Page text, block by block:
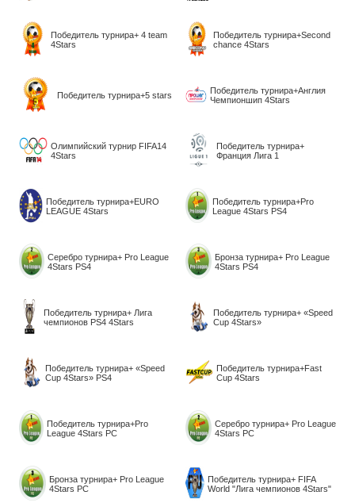
Победитель турнира+ 4 team
4Stars
Победитель турнира+Second
chance 4Stars
Победитель турнира+5 stars
Победитель турнира+Англия
Чемпионшип 4Stars
Олимпийский турнир FIFA14
4Stars
Победитель турнира+
Франция Лига 1
Победитель турнира+EURO
LEAGUE 4Stars
Победитель турнира+Pro
League 4Stars PS4
Серебро турнира+ Pro League
4Stars PS4
Бронза турнира+ Pro League
4Stars PS4
Победитель турнира+ Лига
чемпионов PS4 4Stars
Победитель турнира+ «Speed
Cup 4Stars»
Победитель турнира+ «Speed
Cup 4Stars» PS4
Победитель турнира+Fast
Cup 4Stars
Победитель турнира+Pro
League 4Stars PC
Серебро турнира+ Pro League
4Stars PC
Бронза турнира+ Pro League
4Stars PC
Победитель турнира+ FIFA
World "Лига чемпионов 4Stars"